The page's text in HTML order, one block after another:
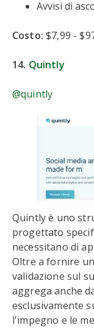
Avvisi di
Costo: $7,99 -
14. Quintly
@quintly
Quintly è uno
progettato
necessitano di
Oltre a fornire
validazione sul
aggrega anche
esclusivamente
l'impegno e le